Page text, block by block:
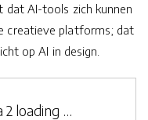
dat AI-tools zich kunnen
creatieve platforms; dat
op AI in design.
2 loading …